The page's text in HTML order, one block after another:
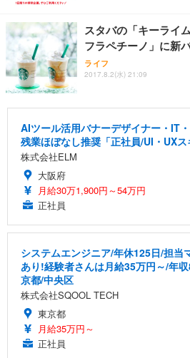
スタバの「キーライ
フラペチーノ」に新
ライフ
2017.8.2(水) 21:09
AIツール活用バナーデザイナー・IT
残業ほぼなし推奨「正社員/UI・UXス
株式会社ELM
大阪府
月給30万1,900円～54万円
正社員
システムエンジニア/年休125日/担当
あり!経験者さんは月給35万円～/年
京都/中央区
株式会社SQOOL TECH
東京都
月給35万円～
正社員